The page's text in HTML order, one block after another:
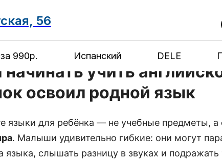
56
990р. Испанский DELE
учить
освоил родной язык
языки для ребёнка — не учебные предметы, а
. Малыши удивительно гибкие: они могут
языка, слышать разницу в звуках и подражать